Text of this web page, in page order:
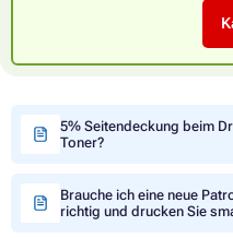
5% Seitendeckung beim
Toner?
Brauche ich eine neue
richtig und drucken Sie